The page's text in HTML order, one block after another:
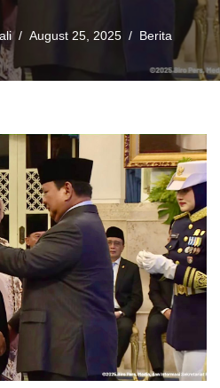
August 25, 2025 Berita